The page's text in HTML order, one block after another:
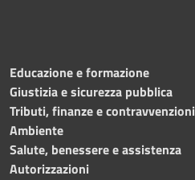
Educazione e formazione
Giustizia e sicurezza pubblica
Tributi, finanze e contravvenzioni
Ambiente
Salute, benessere e assistenza
Autorizzazioni